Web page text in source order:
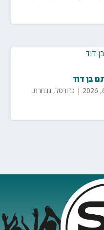
בן דוד
| כדורסל, נבחרת,